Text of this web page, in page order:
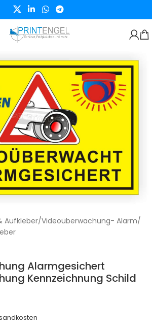
Aufkleber/Videoüberwachung- Alarm/
Alarmgesichert
Kennzeichnung Schild